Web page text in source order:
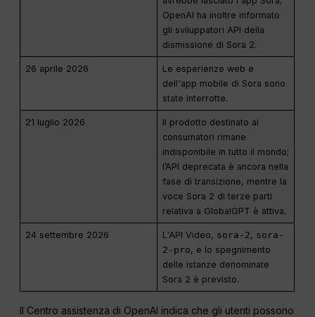
OpenAI ha inoltre informato
gli sviluppatori API della
dismissione di Sora 2.
26 aprile 2026
Le esperienze web e
dell'app mobile di Sora sono
state interrotte.
21 luglio 2026
Il prodotto destinato ai
consumatori rimane
indisponibile in tutto il mondo;
l’API deprecata è ancora nella
fase di transizione, mentre la
voce Sora 2 di terze parti
relativa a GlobalGPT è attiva.
24 settembre 2026 L'API Video, sora-2, sora-
2-pro, e lo spegnimento
delle istanze denominate
Sora 2 è previsto.
Il Centro assistenza di OpenAI indica che gli utenti possono